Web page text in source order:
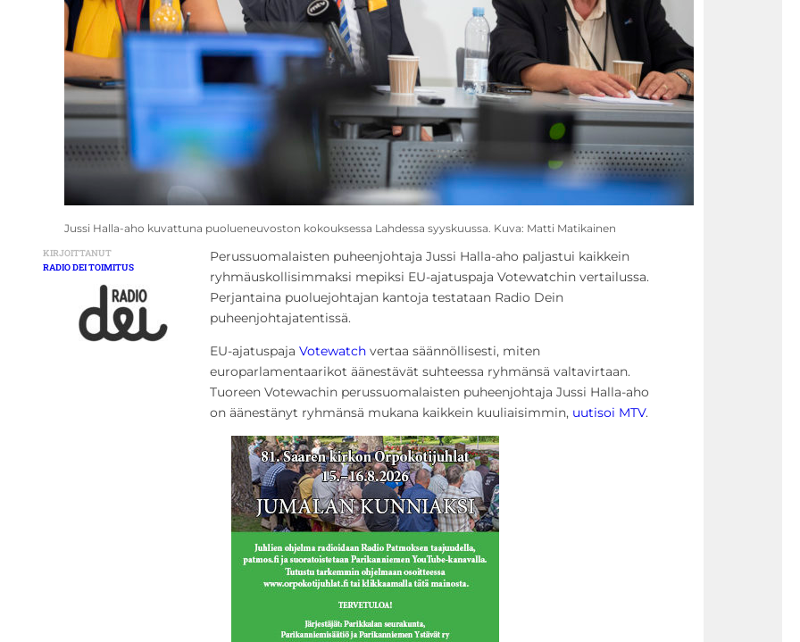
Jussi Halla-aho kuvattuna puolueneuvoston kokouksessa Lahdessa syyskuussa. Kuva: Matti Matikainen
KIRJOITTANUT
RADIO DEI TOIMITUS
Perussuomalaisten puheenjohtaja Jussi Halla-aho paljastui kaikkein
ryhmäuskollisimmaksi mepiksi EU-ajatuspaja Votewatchin vertailussa.
Perjantaina puoluejohtajan kantoja testataan Radio Dein
puheenjohtajatentissä.
EU-ajatuspaja Votewatchvertaa säännöllisesti, miten
europarlamentaarikot äänestävät suhteessa ryhmänsä valtavirtaan.
Tuoreen Votewachin perussuomalaisten puheenjohtaja Jussi Halla-aho
on äänestänyt ryhmänsä mukana kaikkein kuuliaisimmin, uutisoi MTV.